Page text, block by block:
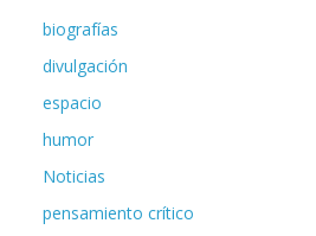
biografías
divulgación
espacio
humor
Noticias
pensamiento crítico